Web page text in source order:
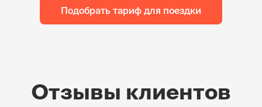
Подобрать тариф для поездки
Отзывы клиентов